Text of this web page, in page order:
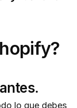
lo que debes